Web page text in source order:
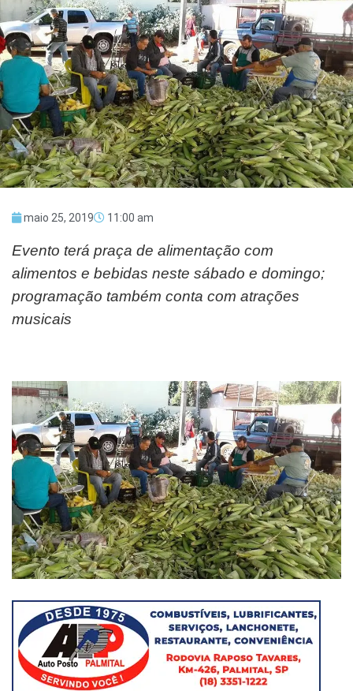
maio 25, 2019 11:00 am
Evento terá praça de alimentação com
alimentos e bebidas neste sábado e domingo;
programação também conta com atrações
musicais